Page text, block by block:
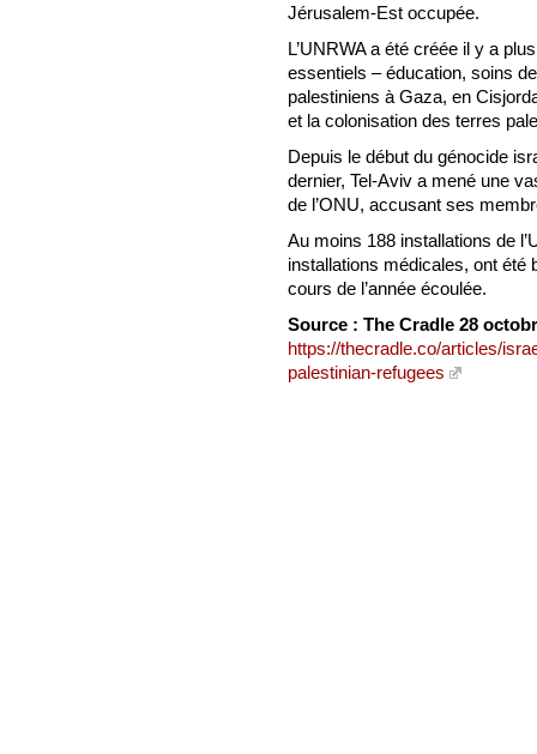
Jérusalem-Est occupée.
L’UNRWA a été créée il y a
essentiels – éducation, soins
palestiniens à Gaza, en
et la colonisation des terres
Depuis le début du génocide
dernier, Tel-Aviv a mené une
de l’ONU, accusant ses
Au moins 188 installations de
installations médicales, ont été
cours de l’année écoulée.
Source : The Cradle 28
https://thecradle.co/articles/
palestinian-refugees